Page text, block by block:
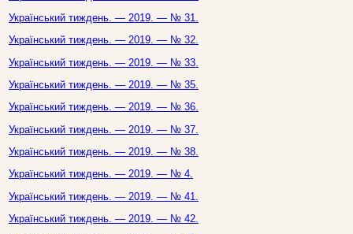
Український тиждень. — 2019. — № 31.
Український тиждень. — 2019. — № 32.
Український тиждень. — 2019. — № 33.
Український тиждень. — 2019. — № 35.
Український тиждень. — 2019. — № 36.
Український тиждень. — 2019. — № 37.
Український тиждень. — 2019. — № 38.
Український тиждень. — 2019. — № 4.
Український тиждень. — 2019. — № 41.
Український тиждень. — 2019. — № 42.